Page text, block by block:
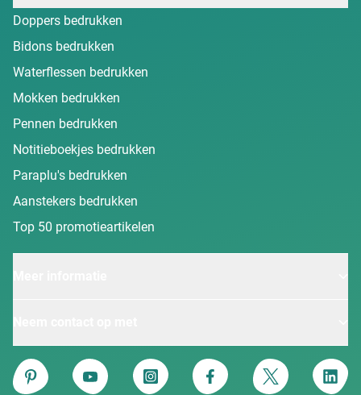
Doppers bedrukken
Bidons bedrukken
Waterflessen bedrukken
Mokken bedrukken
Pennen bedrukken
Notitieboekjes bedrukken
Paraplu's bedrukken
Aanstekers bedrukken
Top 50 promotieartikelen
Van Heijster
Pinterest
YouTube Instagram Facebook Twitter